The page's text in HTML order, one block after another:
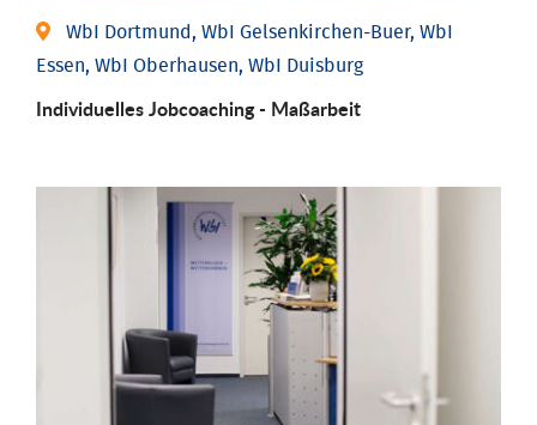
WbI Dortmund, WbI Gelsenkirchen-Buer, WbI
Essen, WbI Oberhausen, WbI Duisburg
Individu­elles Job­coaching - Maßarbeit